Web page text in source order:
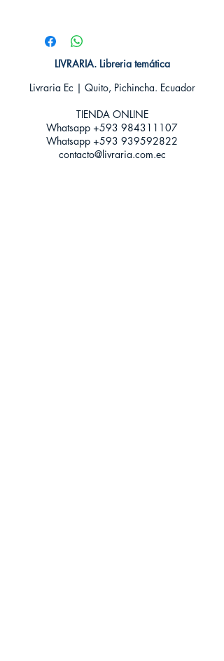
Editorial: DeBolsillo
Idioma: Castellano
Encuadernación: Tapa blanda
Categoría: Narrativa Romántica
LIVRARIA. Libreria temática
Livraria Ec | Quito, Pichincha. Ecuador
TIENDA ONLINE​
Whatsapp +593 984311107
Whatsapp +593 939592822
contacto@livraria.com.ec